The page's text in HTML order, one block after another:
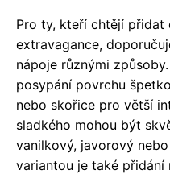
Pro ty, kteří chtějí přidat
extravagance,
nápoje různými
posypání povrchu
nebo skořice pro větší
sladkého mohou být
vanilkový, javorový
variantou je také přidání